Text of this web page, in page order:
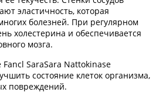
эластичность, которая
болезней. При регулярном
холестерина и обеспечивается
мозга.
SaraSara Nattokinase
состояние клеток организма,
повреждений.